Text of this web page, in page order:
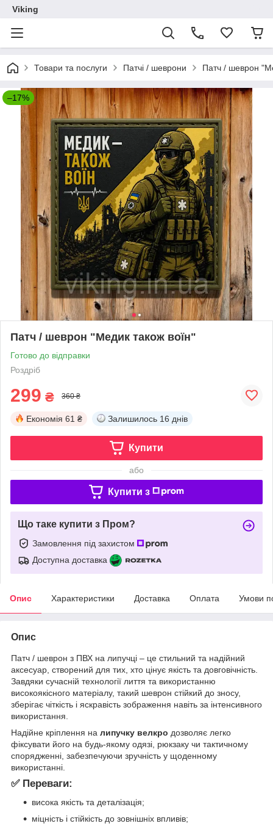
Viking
Товари та послуги Патчі / шеврони Патч / шеврон
–17%
Патч / шеврон "Медик також воїн"
Готово до відправки
Роздріб
299 ₴ 360 ₴
Економія 61 ₴ Залишилось 16 днів
Купити
або
Купити з
Що таке купити з Пром?
Замовлення під захистом
Доступна доставка
Опис Характеристики Доставка Оплата Умови
Опис
Патч / шеврон з ПВХ на липучці – це стильний та надійний
аксесуар, створений для тих, хто цінує якість та довговічність.
Завдяки сучасній технології лиття та використанню
високоякісного матеріалу, такий шеврон стійкий до зносу,
зберігає чіткість і яскравість зображення навіть за інтенсивного
використання.
Надійне кріплення на липучку велкро дозволяє легко
фіксувати його на будь-якому одязі, рюкзаку чи тактичному
спорядженні, забезпечуючи зручність у щоденному
використанні.
✅ Переваги:
висока якість та деталізація;
міцність і стійкість до зовнішніх впливів;